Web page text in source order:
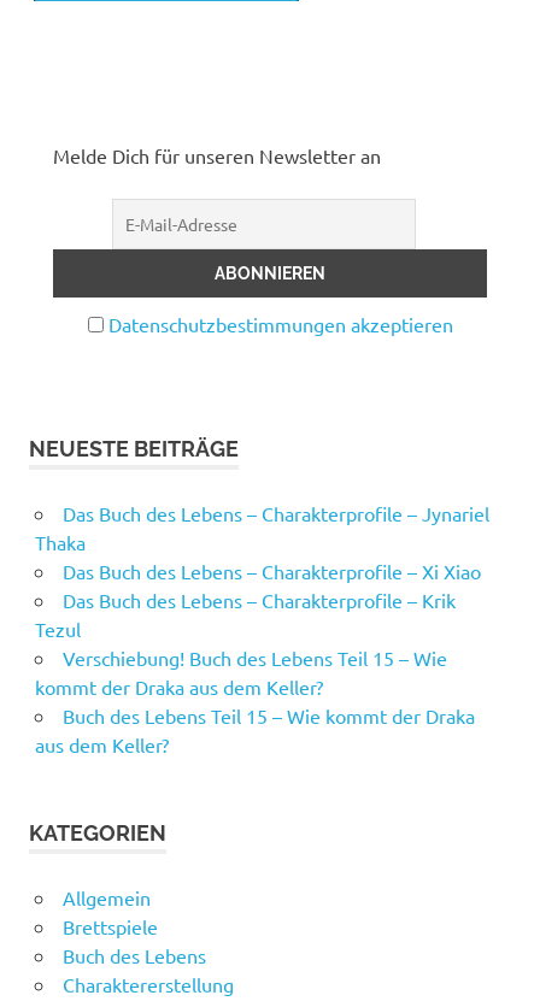
Melde Dich für unseren Newsletter an
Datenschutzbestimmungen akzeptieren
NEUESTE BEITRÄGE
Das Buch des Lebens – Charakterprofile – Jynariel
Thaka
Das Buch des Lebens – Charakterprofile – Xi Xiao
Das Buch des Lebens – Charakterprofile – Krik
Tezul
Verschiebung! Buch des Lebens Teil 15 – Wie
kommt der Draka aus dem Keller?
Buch des Lebens Teil 15 – Wie kommt der Draka
aus dem Keller?
KATEGORIEN
Allgemein
Brettspiele
Buch des Lebens
Charaktererstellung